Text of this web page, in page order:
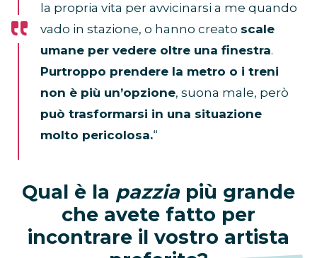
la propria vita per avvicinarsi a me quando
vado in stazione, o hanno creato scale
umane per vedere oltre una finestra.
Purtroppo prendere la metro o i treni
non è più un’opzione, suona male, però
può trasformarsi in una situazione
molto pericolosa.“
Qual è la pazziapiù grande
che avete fatto per
incontrare il vostro artista